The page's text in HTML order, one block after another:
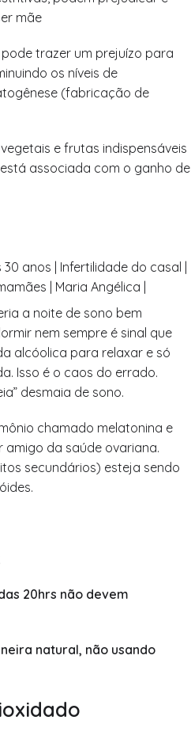
mãe
trazer um prejuízo para
os níveis de
(fabricação de
e frutas indispensáveis
associada com o ganho de
a noite de sono bem
nem sempre é sinal que
alcóolica para relaxar e só
Isso é o caos do errado.
desmaia de sono.
chamado melatonina e
da saúde ovariana.
secundários) esteja sendo
20hrs não devem
natural, não usando